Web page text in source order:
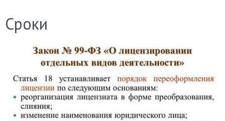
Сроки